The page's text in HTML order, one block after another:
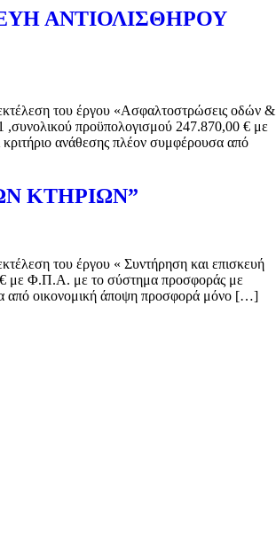
ΑΝΤΙΟΛΙΣΘΗΡΟΥ
εκτέλεση του έργου «Ασφαλτοστρώσεις οδών &
προϋπολογισμού 247.870,00 € με
ανάθεσης πλέον συμφέρουσα από
ΚΤΗΡΙΩΝ”
του έργου « Συντήρηση και επισκευή
€ με Φ.Π.Α. με το σύστημα προσφοράς με
από οικονομική άποψη προσφορά μόνο […]